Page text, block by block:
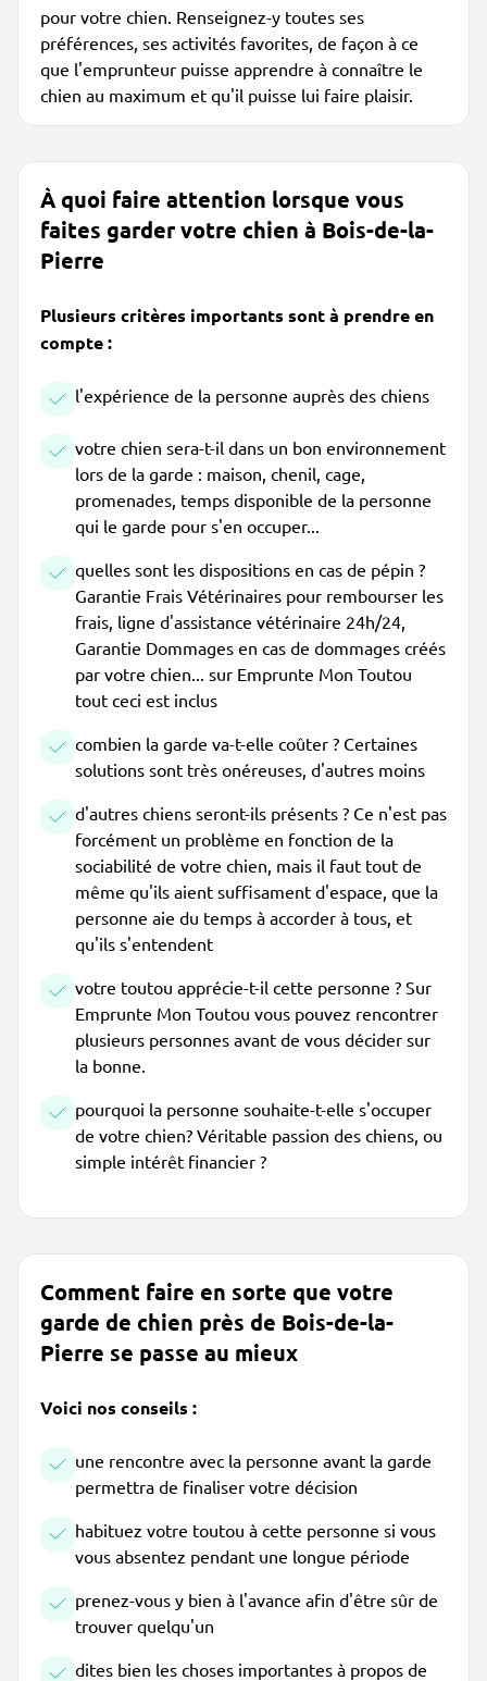
pour votre chien. Renseignez-y toutes ses
préférences, ses activités favorites, de façon à ce
que l'emprunteur puisse apprendre à connaître le
chien au maximum et qu'il puisse lui faire plaisir.
À quoi faire attention lorsque vous
faites garder votre chien à Bois-de-la-
Pierre
Plusieurs critères importants sont à prendre en
compte :
l'expérience de la personne auprès des chiens
votre chien sera-t-il dans un bon environnement
lors de la garde : maison, chenil, cage,
promenades, temps disponible de la personne
qui le garde pour s'en occuper...
quelles sont les dispositions en cas de pépin ?
Garantie Frais Vétérinaires pour rembourser les
frais, ligne d'assistance vétérinaire 24h/24,
Garantie Dommages en cas de dommages créés
par votre chien... sur Emprunte Mon Toutou
tout ceci est inclus
combien la garde va-t-elle coûter ? Certaines
solutions sont très onéreuses, d'autres moins
d'autres chiens seront-ils présents ? Ce n'est pas
forcément un problème en fonction de la
sociabilité de votre chien, mais il faut tout de
même qu'ils aient suffisament d'espace, que la
personne aie du temps à accorder à tous, et
qu'ils s'entendent
votre toutou apprécie-t-il cette personne ? Sur
Emprunte Mon Toutou vous pouvez rencontrer
plusieurs personnes avant de vous décider sur
la bonne.
pourquoi la personne souhaite-t-elle s'occuper
de votre chien? Véritable passion des chiens, ou
simple intérêt financier ?
Comment faire en sorte que votre
garde de chien près de Bois-de-la-
Pierre se passe au mieux
Voici nos conseils :
une rencontre avec la personne avant la garde
permettra de finaliser votre décision
habituez votre toutou à cette personne si vous
vous absentez pendant une longue période
prenez-vous y bien à l'avance afin d'être sûr de
trouver quelqu'un
dites bien les choses importantes à propos de